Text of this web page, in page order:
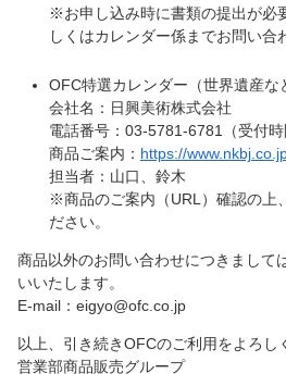
※お申し込み時に書類の提出が必
しくはカレンダー係までお問い合
OFC特選カレンダー（世界遺産な
会社名：日興美術株式会社
電話番号：03-5781-6781（受付時
商品ご案内： https://
担当者：山口、鈴木
※商品のご案内（URL）確認の上
ださい。
商品以外のお問い合わせにつきまして
いいたします。
E-mail：eigyo@ofc.co.jp
以上、引き続きOFCのご利用をよろし
営業部商品販売グループ